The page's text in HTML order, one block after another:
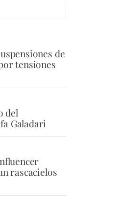
de
tensiones
del
Galadari
rascacielos